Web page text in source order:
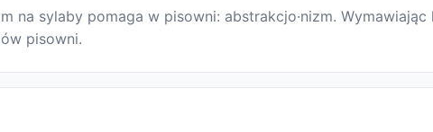
na sylaby pomaga w pisowni: abstrakcjo·nizm.
pisowni.